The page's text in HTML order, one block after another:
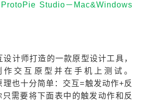
ProtoPie Studio－Mac&Windows
计师打造的一款原型设计工具，
交互原型并在手机上测试。
也十分简单：交互=触发动作+反
需要将下面表中的触发动作和反